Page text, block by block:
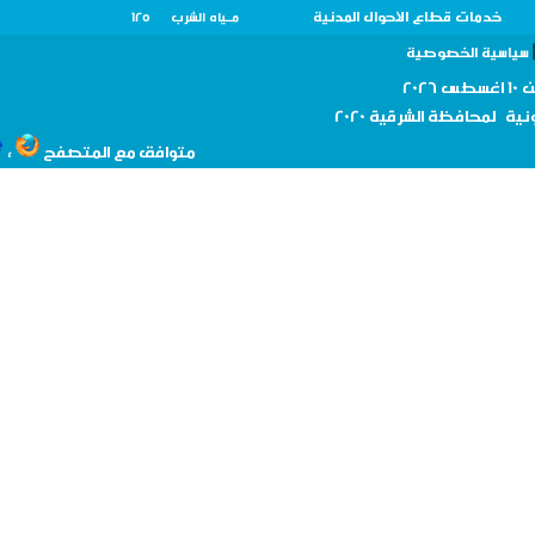
خدمات قطاع الأحوال المدنية مــياه الشرب 125
الخصوصية
لمحافظةالشرقية 2020
متوافق مع المتصفح ،